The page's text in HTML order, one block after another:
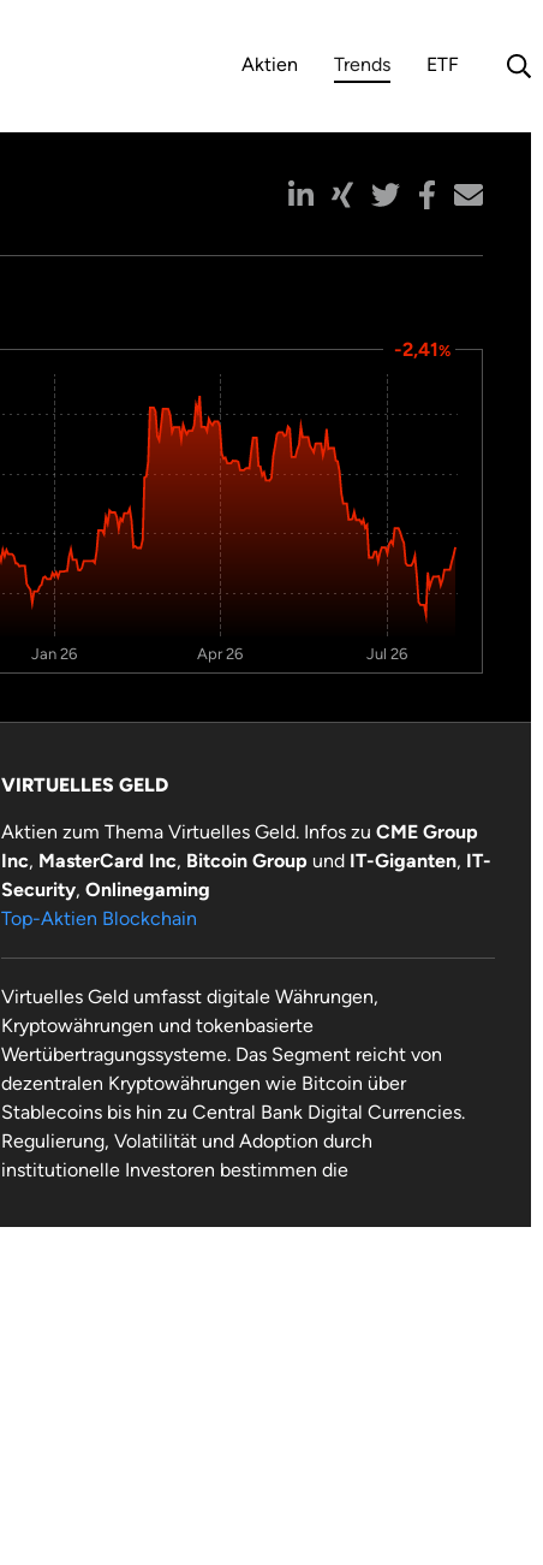
Aktien Trends
(aktuelle Auswahl)
ETF
-2,41%
Jan 26 Apr 26 Jul 26
VIRTUELLES GELD
Aktien zum Thema Virtuelles Geld. Infos zu CME Group
Inc, MasterCard Inc, Bitcoin Group und IT-Giganten, IT-
Security, Onlinegaming
Top-Aktien Blockchain
Virtuelles Geld umfasst digitale Währungen,
Kryptowährungen und tokenbasierte
Wertübertragungssysteme. Das Segment reicht von
dezentralen Kryptowährungen wie Bitcoin über
Stablecoins bis hin zu Central Bank Digital Currencies.
Regulierung, Volatilität und Adoption durch
institutionelle Investoren bestimmen die